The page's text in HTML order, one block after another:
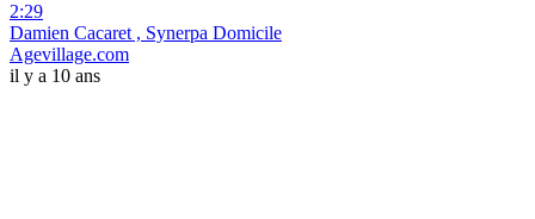
2:29
Damien Cacaret , Synerpa Domicile
Agevillage.com
il y a 10 ans